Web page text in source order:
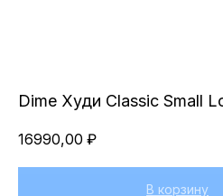
Dime Худи Classic Small
16990,00 ₽
В корзину